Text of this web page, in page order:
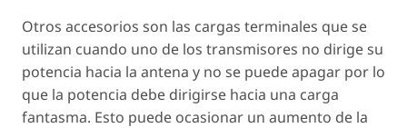
Otros accesorios son las cargas terminales que se
utilizan cuando uno de los transmisores no dirige su
potencia hacia la antena y no se puede apagar por lo
que la potencia debe dirigirse hacia una carga
fantasma. Esto puede ocasionar un aumento de la